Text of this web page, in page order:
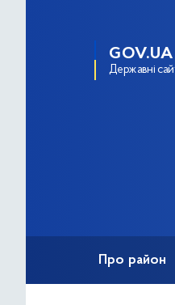
GOV.UA
Державні
Про район